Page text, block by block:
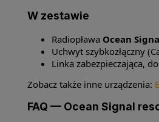
W zestawie
Radiopława Ocean
Uchwyt szybkozłączny
Linka zabezpieczająca,
Zobacz także inne urządzenia:
FAQ — Ocean Signal